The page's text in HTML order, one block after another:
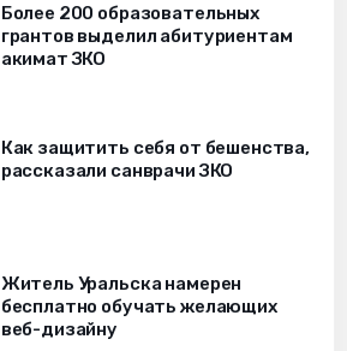
Более 200 образовательных
грантов выделил абитуриентам
акимат ЗКО
Как защитить себя от бешенства,
рассказали санврачи ЗКО
Житель Уральска намерен
бесплатно обучать желающих
веб-дизайну